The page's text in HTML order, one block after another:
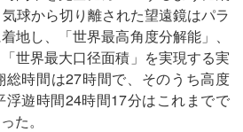
球から切り離された望遠鏡はパラ
地し、「世界最高角度分解能」、
世界最大口径面積」を実現する実
時間は27時間で、そのうち高度
浮遊時間24時間17分はこれまでで
た。